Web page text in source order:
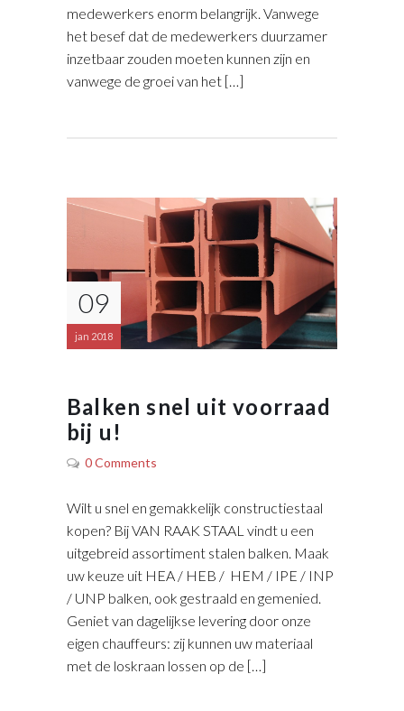
medewerkers enorm belangrijk. Vanwege
het besef dat de medewerkers duurzamer
inzetbaar zouden moeten kunnen zijn en
vanwege de groei van het […]
09
jan 2018
Balken snel uit voorraad
bij u!
0 Comments
Wilt u snel en gemakkelijk constructiestaal
kopen? Bij VAN RAAK STAAL vindt u een
uitgebreid assortiment stalen balken. Maak
uw keuze uit HEA / HEB / HEM / IPE / INP
/ UNP balken, ook gestraald en gemenied.
Geniet van dagelijkse levering door onze
eigen chauffeurs: zij kunnen uw materiaal
met de loskraan lossen op de […]